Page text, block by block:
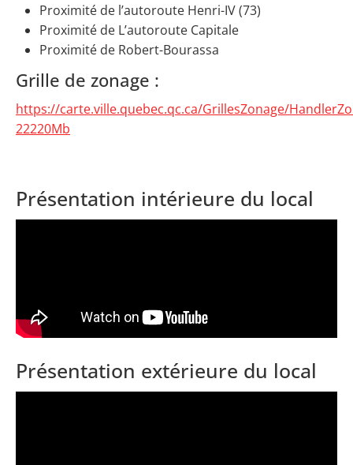
Proximité de l’autoroute Henri-IV (73)
Proximité de L’autoroute Capitale
Proximité de Robert-Bourassa
Grille de zonage :
https://carte.ville.quebec.qc.ca/GrillesZonage/
22220Mb
Présentation intérieure du local
Présentation extérieure du local